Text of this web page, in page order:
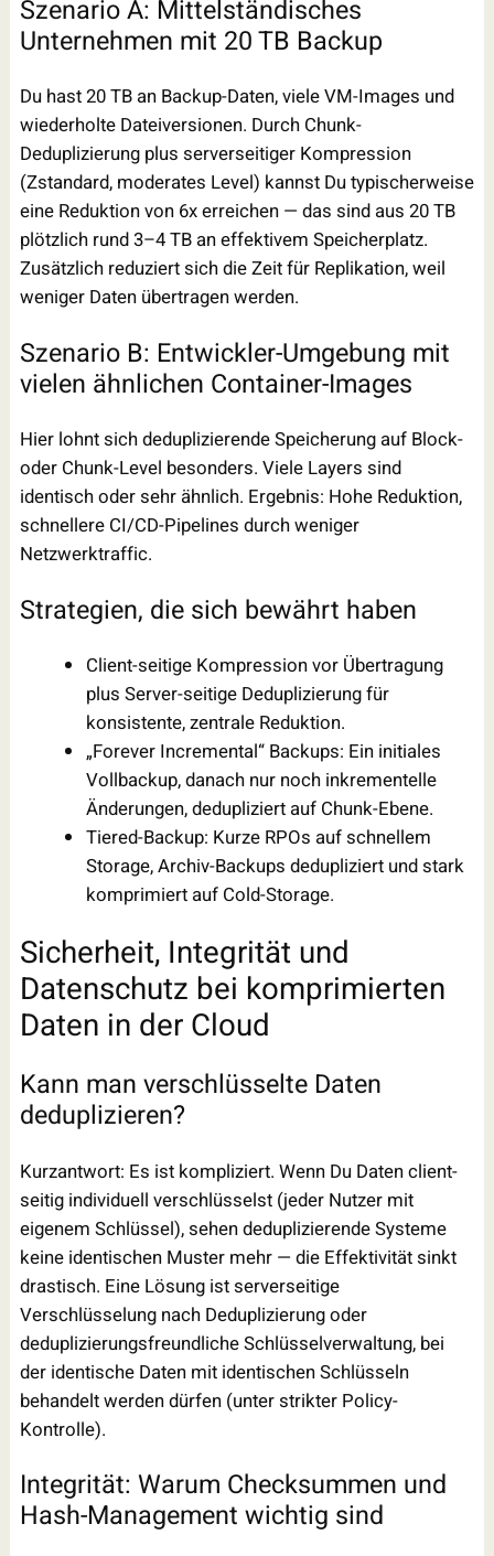
Szenario A: Mittelständisches
Unternehmen mit 20 TB Backup
Du hast 20 TB an Backup-Daten, viele VM-Images und
wiederholte Dateiversionen. Durch Chunk-
Deduplizierung plus serverseitiger Kompression
(Zstandard, moderates Level) kannst Du typischerweise
eine Reduktion von 6x erreichen — das sind aus 20 TB
plötzlich rund 3–4 TB an effektivem Speicherplatz.
Zusätzlich reduziert sich die Zeit für Replikation, weil
weniger Daten übertragen werden.
Szenario B: Entwickler-Umgebung mit
vielen ähnlichen Container-Images
Hier lohnt sich deduplizierende Speicherung auf Block-
oder Chunk-Level besonders. Viele Layers sind
identisch oder sehr ähnlich. Ergebnis: Hohe Reduktion,
schnellere CI/CD-Pipelines durch weniger
Netzwerktraffic.
Strategien, die sich bewährt haben
Client-seitige Kompression vor Übertragung
plus Server-seitige Deduplizierung für
konsistente, zentrale Reduktion.
„Forever Incremental“ Backups: Ein initiales
Vollbackup, danach nur noch inkrementelle
Änderungen, dedupliziert auf Chunk-Ebene.
Tiered-Backup: Kurze RPOs auf schnellem
Storage, Archiv-Backups dedupliziert und stark
komprimiert auf Cold-Storage.
Sicherheit, Integrität und
Datenschutz bei komprimierten
Daten in der Cloud
Kann man verschlüsselte Daten
deduplizieren?
Kurzantwort: Es ist kompliziert. Wenn Du Daten client-
seitig individuell verschlüsselst (jeder Nutzer mit
eigenem Schlüssel), sehen deduplizierende Systeme
keine identischen Muster mehr — die Effektivität sinkt
drastisch. Eine Lösung ist serverseitige
Verschlüsselung nach Deduplizierung oder
deduplizierungsfreundliche Schlüsselverwaltung, bei
der identische Daten mit identischen Schlüsseln
behandelt werden dürfen (unter strikter Policy-
Kontrolle).
Integrität: Warum Checksummen und
Hash-Management wichtig sind